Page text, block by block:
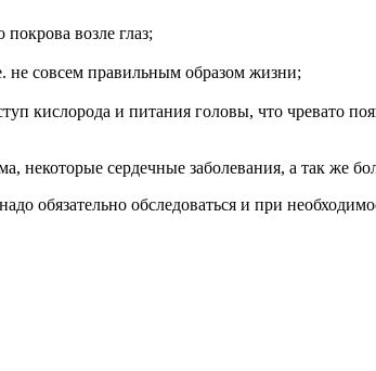
возле глаз;
совсем правильным образом жизни;
кислорода и питания головы, что чревато
некоторые сердечные заболевания, а так же
обязательно обследоваться и при